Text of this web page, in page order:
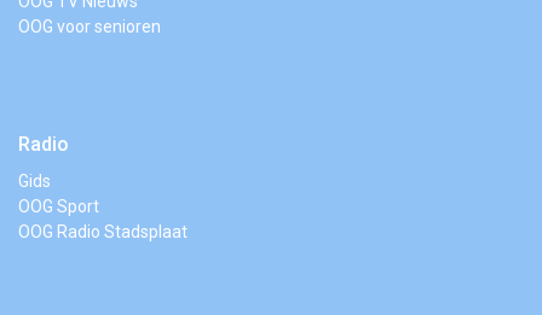
OOG voor senioren
Radio
Gids
OOG Sport
OOG Radio Stadsplaat